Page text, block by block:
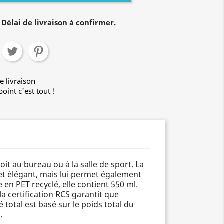
de livraison à confirmer.
livraison
c'est tout !
au bureau ou à la salle de sport. La
élégant, mais lui permet également
PET recyclé, elle contient 550 ml.
certification RCS garantit que
total est basé sur le poids total du